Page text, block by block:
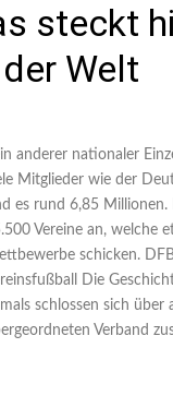
steckt
Welt
anderer nationaler
Mitglieder wie der
es rund 6,85
Vereine an, welche
schicken.
Die
schlossen sich über
Verband